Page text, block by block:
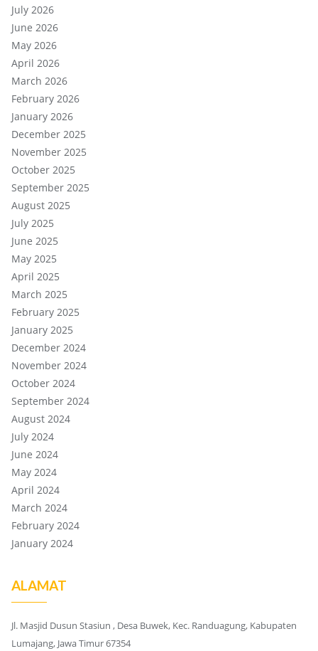
July 2026
June 2026
May 2026
April 2026
March 2026
February 2026
January 2026
December 2025
November 2025
October 2025
September 2025
August 2025
July 2025
June 2025
May 2025
April 2025
March 2025
February 2025
January 2025
December 2024
November 2024
October 2024
September 2024
August 2024
July 2024
June 2024
May 2024
April 2024
March 2024
February 2024
January 2024
ALAMAT
Jl. Masjid Dusun Stasiun , Desa Buwek, Kec. Randuagung, Kabupaten
Lumajang, Jawa Timur 67354